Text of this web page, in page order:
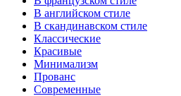
В английском стиле
В скандинавском стиле
Классические
Красивые
Минимализм
Прованс
Современные